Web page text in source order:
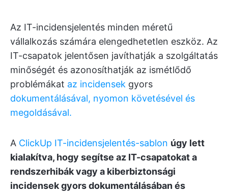
Az IT-incidensjelentés minden méretű
vállalkozás számára elengedhetetlen eszköz. Az
IT-csapatok jelentősen javíthatják a szolgáltatás
minőségét és azonosíthatják az ismétlődő
problémákat az incidensek gyors
dokumentálásával, nyomon követésével és
megoldásával.
A ClickUp IT-incidensjelentés-sablon úgy lett
kialakítva, hogy segítse az IT-csapatokat a
rendszerhibák vagy a kiberbiztonsági
incidensek gyors dokumentálásában és